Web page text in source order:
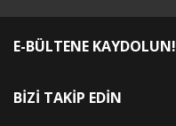
E-BÜLTENE KAYDOLUN!
BİZİ TAKİP EDİN